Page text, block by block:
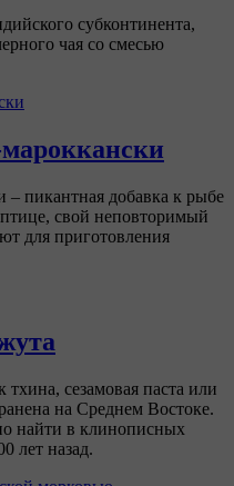
субконтинента,
чая со смесью
пикантная добавка к рыбе
свой неповторимый
для приготовления
тхина, сезамовая паста или
на Среднем Востоке.
найти в клинописных
лет назад.